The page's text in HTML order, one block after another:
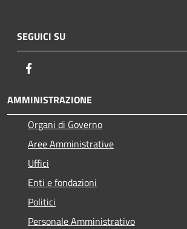
SEGUICI SU
AMMINISTRAZIONE
Organi di Governo
Aree Amministrative
Uffici
Enti e fondazioni
Politici
Personale Amministrativo